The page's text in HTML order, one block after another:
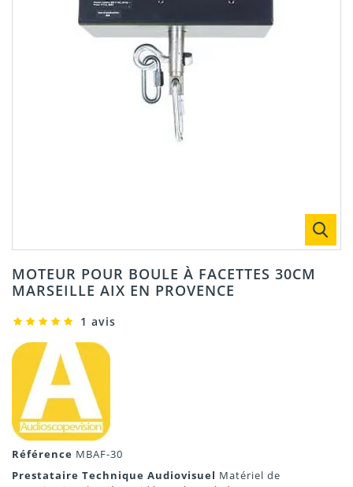
MOTEUR POUR BOULE À FACETTES 30CM
MARSEILLE AIX EN PROVENCE
1 avis
Référence MBAF-30
Prestataire Technique Audiovisuel Matériel de